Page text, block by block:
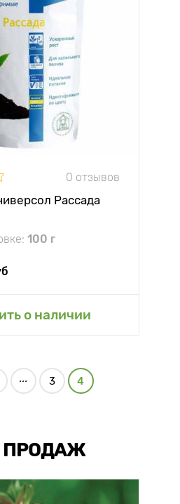
0 отзывов
Рассада
100 г
о наличии
... 3 4
ПРОДАЖ